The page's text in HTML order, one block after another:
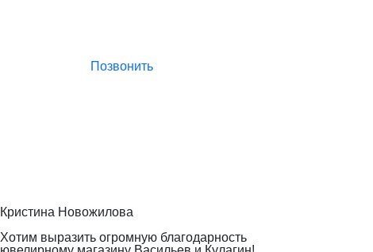
Позвонить
Кристина Новожилова
Хотим выразить огромную благодарность